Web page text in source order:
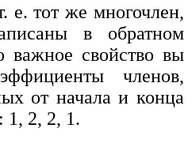
е. тот же многочлен,
в обратном
важное свойство вы
членов,
от начала и конца
1, 2, 2, 1.